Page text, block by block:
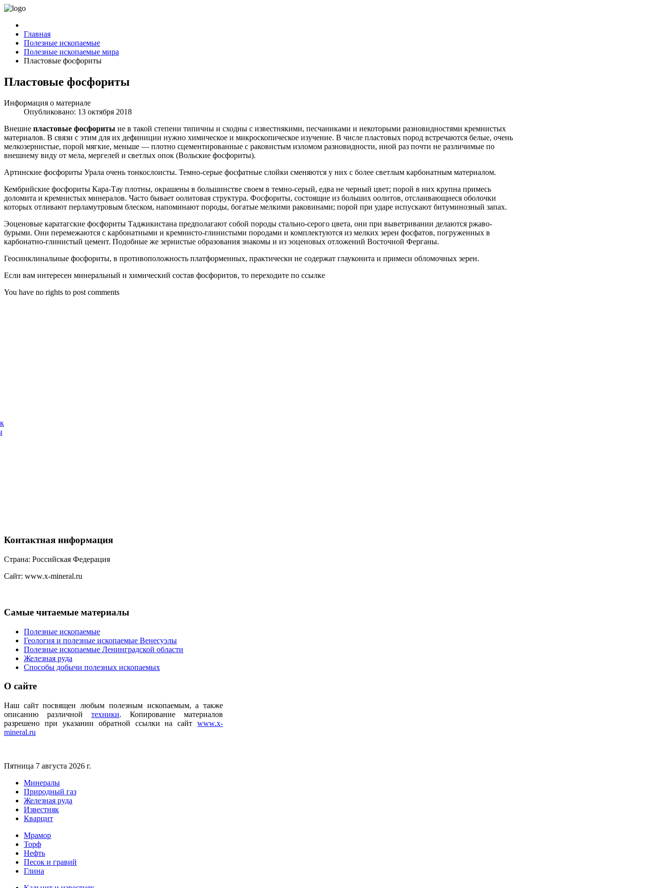
Главная
Полезные ископаемые
Полезные ископаемые мира
Пластовые фосфориты
Пластовые фосфориты
Информация о материале
Опубликовано: 13 октября 2018
Внешне пластовые фосфориты не в такой степени типичны и сходны с известнякими, песчаниками и некоторыми разновидностями кремнистых
материалов. В связи с этим для их дефиниции нужно химическое и микроскопическое изучение. В числе пластовых пород встречаются белые, очень
мелкозернистые, порой мягкие, меньше — плотно сцементированные с раковистым изломом разновидности, иной раз почти не различимые по
внешнему виду от мела, мергелей и светлых опок (Вольские фосфориты).
Артинские фосфориты Урала очень тонкослоисты. Темно-серые фосфатные слойки сменяются у них с более светлым карбонатным материалом.
Кембрийские фосфориты Кара-Тау плотны, окрашены в большинстве своем в темно-серый, едва не черный цвет; порой в них крупна примесь
доломита и кремнистых минералов. Часто бывает оолитовая структура. Фосфориты, состоящие из больших оолитов, отслаивающиеся оболочки
которых отливают перламутровым блеском, напоминают породы, богатые мелкими раковинами; порой при ударе испускают битуминозный запах.
Эоценовые каратагские фосфориты Таджикистана предполагают собой породы стально-серого цвета, они при выветривании делаются ржаво-
бурыми. Они перемежаются с карбонатными и кремнисто-глинистыми породами и комплектуются из мелких зерен фосфатов, погруженных в
карбонатно-глинистый цемент. Подобные же зернистые образования знакомы и из эоценовых отложений Восточной Ферганы.
Геосинклинальные фосфориты, в противоположность платформенных, практически не содержат глауконита и примеси обломочных зерен.
Если вам интересен минеральный и химический состав фосфоритов, то переходите по ссылке
You have no rights to post comments
Контактная информация
Страна: Российская Федерация
Сайт: www.x-mineral.ru
Самые читаемые материалы
Полезные ископаемые
Геология и полезные ископаемые Венесуэлы
Полезные ископаемые Ленинградской области
Железная руда
Способы добычи полезных ископаемых
О сайте
Наш сайт посвящен любым полезным ископаемым, а также
описанию различнойтехники.Копирование материалов
разрешено при указании обратной ссылки на сайтwww.x-
mineral.ru
Пятница 7 августа 2026 г.
Минералы
Природный газ
Железная руда
Известняк
Кварцит
Мрамор
Торф
Нефть
Песок и гравий
Глина